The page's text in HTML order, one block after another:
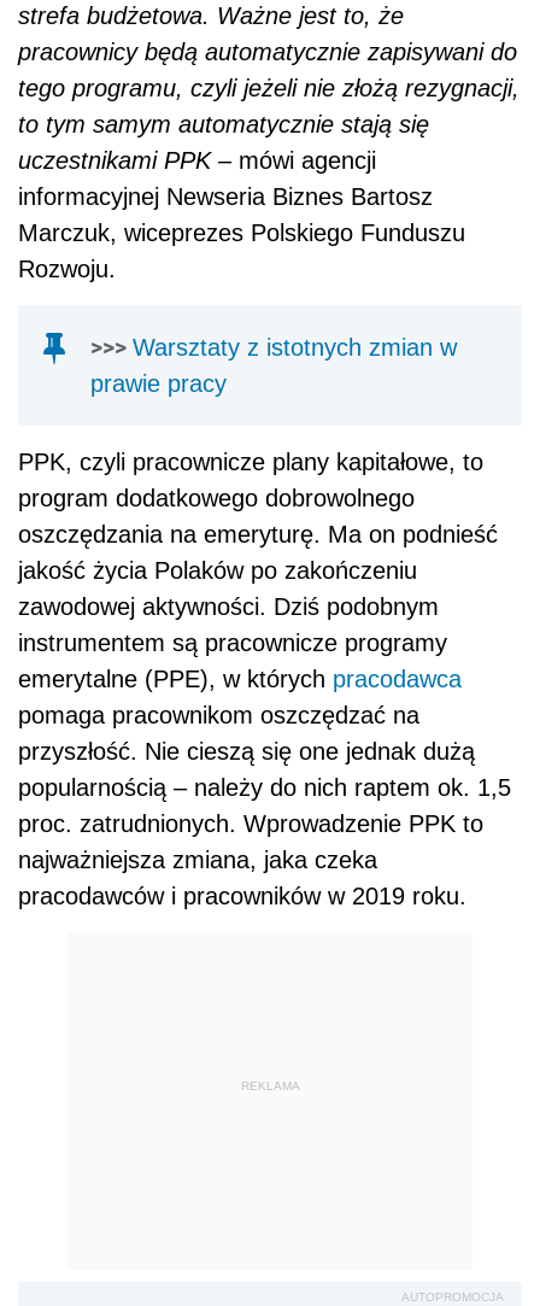
strefa budżetowa. Ważne jest to, że
pracownicy będą automatycznie zapisywani do
tego programu, czyli jeżeli nie złożą rezygnacji,
to tym samym automatycznie stają się
uczestnikami PPK –mówi agencji
informacyjnej Newseria Biznes Bartosz
Marczuk, wiceprezes Polskiego Funduszu
Rozwoju.
>>> Warsztaty z istotnych zmian w
prawie pracy
PPK, czyli pracownicze plany kapitałowe, to
program dodatkowego dobrowolnego
oszczędzania na emeryturę. Ma on podnieść
jakość życia Polaków po zakończeniu
zawodowej aktywności. Dziś podobnym
instrumentem są pracownicze programy
emerytalne (PPE), w których pracodawca
pomaga pracownikom oszczędzać na
przyszłość. Nie cieszą się one jednak dużą
popularnością – należy do nich raptem ok. 1,5
proc. zatrudnionych. Wprowadzenie PPK to
najważniejsza zmiana, jaka czeka
pracodawców i pracowników w 2019 roku.
REKLAMA
AUTOPROMOCJA